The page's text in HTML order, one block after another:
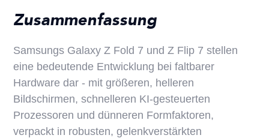
Zusammenfassung
Samsungs Galaxy Z Fold 7 und Z Flip 7 stellen
eine bedeutende Entwicklung bei faltbarer
Hardware dar - mit größeren, helleren
Bildschirmen, schnelleren KI-gesteuerten
Prozessoren und dünneren Formfaktoren,
verpackt in robusten, gelenkverstärkten